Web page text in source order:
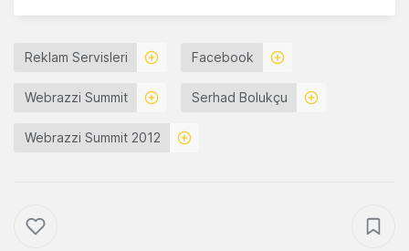
Reklam Servisleri Facebook
Webrazzi Summit Serhad Bolukçu
Webrazzi Summit 2012